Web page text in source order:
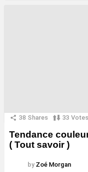
38 Shares 33 Votes
Tendance
( Tout savoir )
by Zoé Morgan